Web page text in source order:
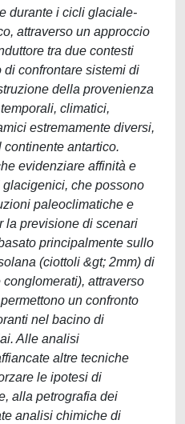
durante i cicli glaciale-
attraverso un approccio
tra due contesti
confrontare sistemi di
della provenienza
climatici,
estremamente diversi,
antartico.
evidenziare affinità e
che possono
paleoclimatiche e
la previsione di scenari
principalmente sullo
(ciottoli &gt; 2mm) di
attraverso
un confronto
nel bacino di
Alle analisi
altre tecniche
le ipotesi di
alla petrografia dei
analisi chimiche di